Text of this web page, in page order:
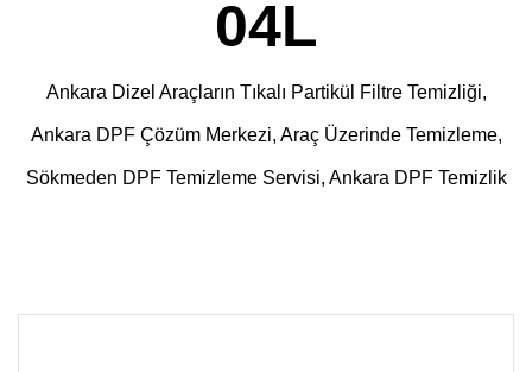
04L
Ankara Dizel Araçların Tıkalı Partikül Filtre Temizliği,
Ankara DPF Çözüm Merkezi, Araç Üzerinde Temizleme,
Sökmeden DPF Temizleme Servisi, Ankara DPF Temizlik